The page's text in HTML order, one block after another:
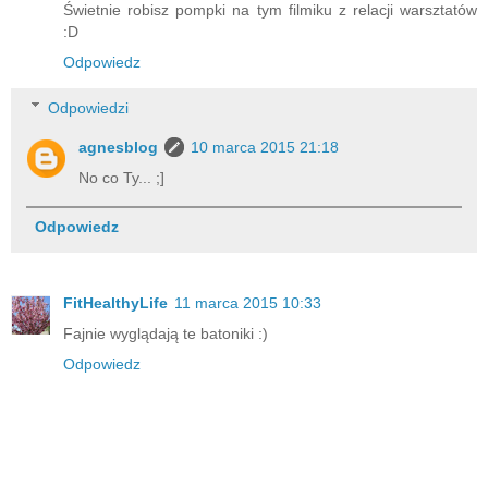
Świetnie robisz pompki na tym filmiku z relacji warsztatów
:D
Odpowiedz
Odpowiedzi
agnesblog
10 marca 2015 21:18
No co Ty... ;]
Odpowiedz
FitHealthyLife 11 marca 2015 10:33
Fajnie wyglądają te batoniki :)
Odpowiedz